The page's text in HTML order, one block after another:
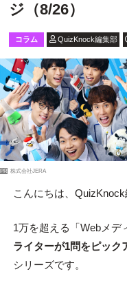
ジ（8/26）
コラム QuizKnock編集部
PR 株式会社JERA
こんにちは、QuizKnock
1万を超える「Webメデ
ライターが1問をピック
シリーズです。